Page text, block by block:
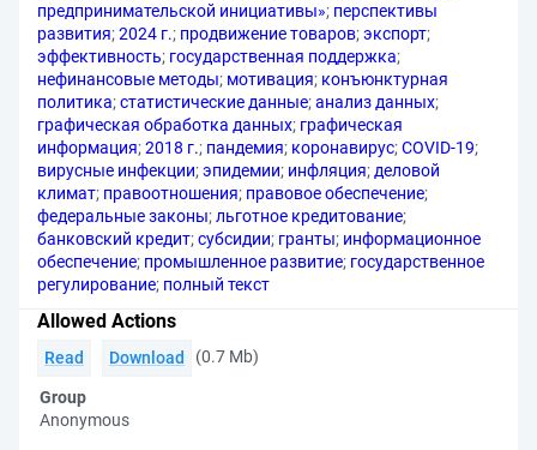
предпринимательской инициативы»; перспективы
развития;2024 г.; продвижение товаров;экспорт;
эффективность; государственная поддержка;
нефинансовые методы; мотивация; конъюнктурная
политика;статистические данные;анализ данных;
графическая обработка данных; графическая
информация;2018 г.; пандемия; коронавирус;COVID-19;
вирусные инфекции;эпидемии; инфляция; деловой
климат; правоотношения; правовое обеспечение;
федеральные законы;льготное кредитование;
банковский кредит;субсидии; гранты; информационное
обеспечение; промышленное развитие; государственное
регулирование; полный текст
Allowed Actions
Read Download (0.7 Mb)
Group
Anonymous